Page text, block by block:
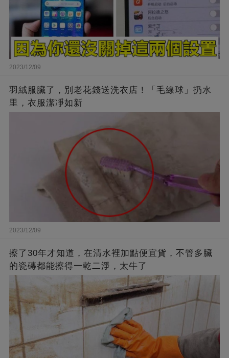
2023/12/09
羽絨服臟了，別老花錢送洗衣店！「毛線球」扔水
里，衣服潔凈如新
2023/12/09
擦了30年才知道，在清水裡加點便宜貨，不管多臟
的瓷磚都能擦得一乾二淨，太牛了